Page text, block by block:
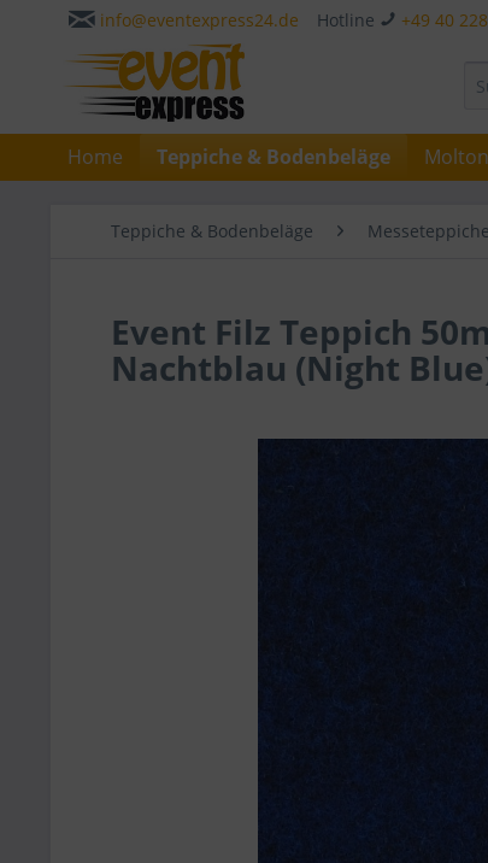
info@eventexpress24.de Hotline +49 40
Home Teppiche & Bodenbeläge
Teppiche & Bodenbeläge Messeteppiche
Event Filz Teppich
Nachtblau (Night